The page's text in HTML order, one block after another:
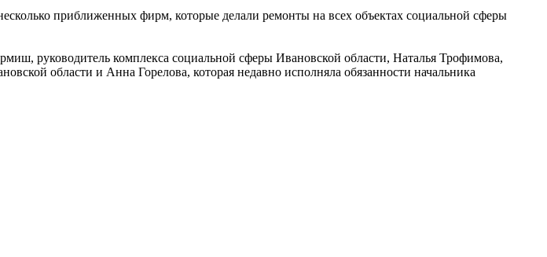
приближенных фирм, которые делали ремонты на всех объектах социальной сферы
руководитель комплекса социальной сферы Ивановской области, Наталья Трофимова,
области и Анна Горелова, которая недавно исполняла обязанности начальника